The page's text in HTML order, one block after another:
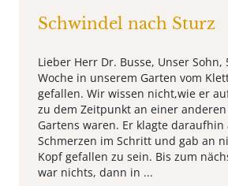
Schwindel nach Sturz
Lieber Herr Dr. Busse, Unser Sohn,
Woche in unserem Garten vom
gefallen. Wir wissen nicht,wie er
zu dem Zeitpunkt an einer anderen
Gartens waren. Er klagte
Schmerzen im Schritt und gab an
Kopf gefallen zu sein. Bis zum
war nichts, dann in ...